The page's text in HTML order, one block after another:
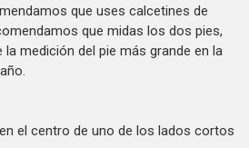
que uses calcetines de
que midas los dos pies,
medición del pie más grande en la
el centro de uno de los lados cortos